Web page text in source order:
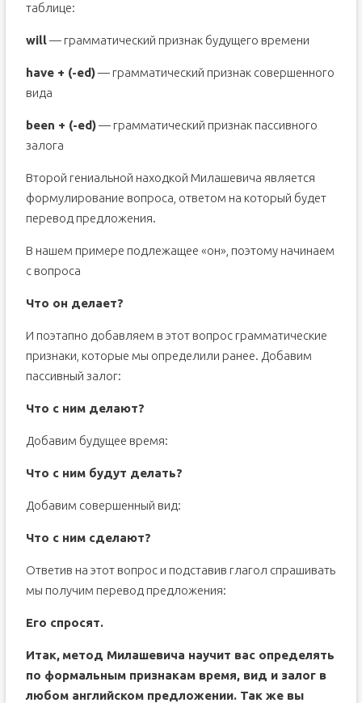
таблице:
will— грамматический признак будущего времени
have + (-ed)— грамматический признак совершенного
вида
been + (-ed)— грамматический признак пассивного
залога
Второй гениальной находкой Милашевича является
формулирование вопроса, ответом на который будет
перевод предложения.
В нашем примере подлежащее «он», поэтому начинаем
с вопроса
Что он делает?
И поэтапно добавляем в этот вопрос грамматические
признаки, которые мы определили ранее. Добавим
пассивный залог:
Что с ним делают?
Добавим будущее время:
Что с ним будут делать?
Добавим совершенный вид:
Что с ним сделают?
Ответив на этот вопрос и подставив глагол спрашивать
мы получим перевод предложения:
Его спросят.
Итак, метод Милашевича научит вас определять
по формальным признакам время, вид и залог в
любом английском предложении. Так же вы